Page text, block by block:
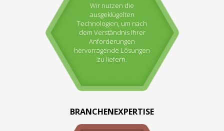
Wir nutzen die
ausgeklügelten
Technologien, um nach
dem Verständnis Ihrer
Anforderungen
hervorragende Lösungen
zu liefern.
BRANCHENEXPERTISE